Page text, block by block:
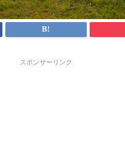
スポンサーリンク